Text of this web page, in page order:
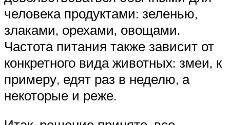
человека продуктами: зеленью,
злаками, орехами, овощами.
Частота питания также зависит от
конкретного вида животных: змеи, к
примеру, едят раз в неделю, а
некоторые и реже.